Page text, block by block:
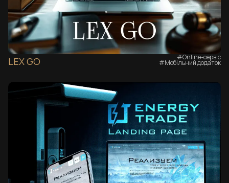
LEX GO #Online-сервіс
#Мобільний додаток